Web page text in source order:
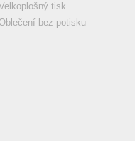
tisk
bez potisku